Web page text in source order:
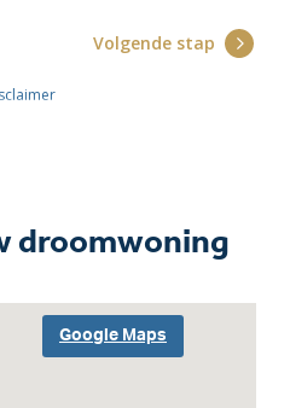
droomwoning
Google Maps